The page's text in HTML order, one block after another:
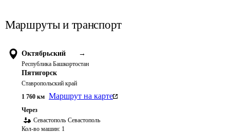
Маршруты и транспорт
Октябрьский →
Республика Башкортостан
Пятигорск
Ставропольский край
1 760 км Маршрут на карте
Через
Севастополь Севастополь
Кол-во машин: 1